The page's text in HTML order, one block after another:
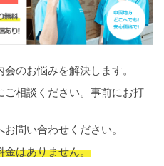
のお悩みを解決します。
相談ください。事前にお打
問い合わせください。
金はありません。